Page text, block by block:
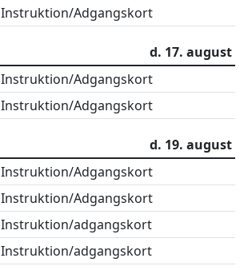
Instruktion/Adgangskort
d. 17. august
Instruktion/Adgangskort
Instruktion/Adgangskort
d. 19. august
Instruktion/Adgangskort
Instruktion/Adgangskort
Instruktion/adgangskort
Instruktion/adgangskort